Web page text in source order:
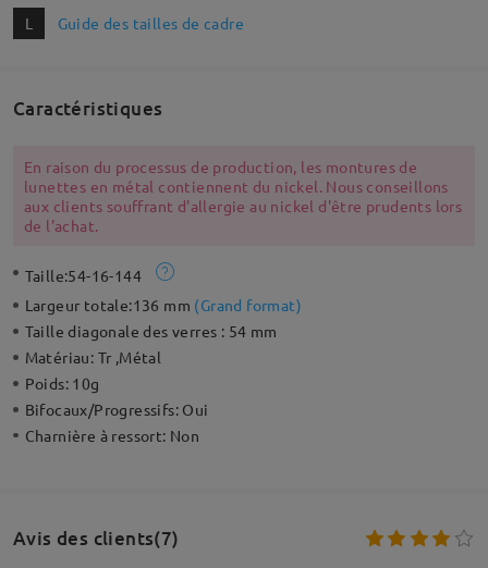
L Guide des tailles de cadre
Caractéristiques
En raison du processus de production, les montures de
lunettes en métal contiennent du nickel. Nous conseillons
aux clients souffrant d'allergie au nickel d'être prudents lors
de l'achat.
Taille:54-16-144
Largeur totale:136 mm (Grand format)
Taille diagonale des verres : 54 mm
Matériau: Tr ,Métal
Poids: 10g
Bifocaux/Progressifs: Oui
Charnière à ressort: Non
Avis des clients(7)